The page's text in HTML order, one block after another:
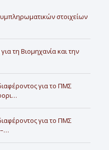
στοιχείων
τη Βιομηχανία και την
για το ΠΜΣ
για το ΠΜΣ